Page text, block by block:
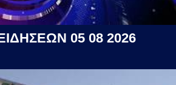
05 08 2026